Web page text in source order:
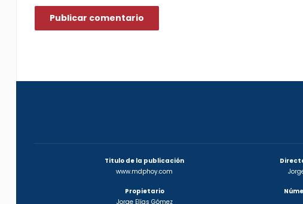
Titulo de la publicación
www.mdphoy.com
Propietario
Jorge Elías Gómez